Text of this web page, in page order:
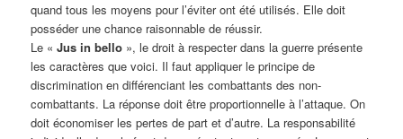
quand tous les moyens pour l’éviter ont été utilisés. Elle doit
posséder une chance raisonnable de réussir.
Le «Jus in bello », le droit à respecter dans la guerre présente
les caractères que voici. Il faut appliquer le principe de
discrimination en différenciant les combattants des non-
combattants. La réponse doit être proportionnelle à l’attaque. On
doit économiser les pertes de part et d’autre. La responsabilité